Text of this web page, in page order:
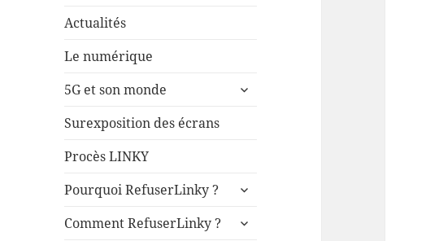
Actualités
Le numérique
5G et son monde
ouvrir
Surexposition des écrans
Procès LINKY
Pourquoi RefuserLinky ?
ouvrir
sous-
Comment RefuserLinky ?
ouvrir